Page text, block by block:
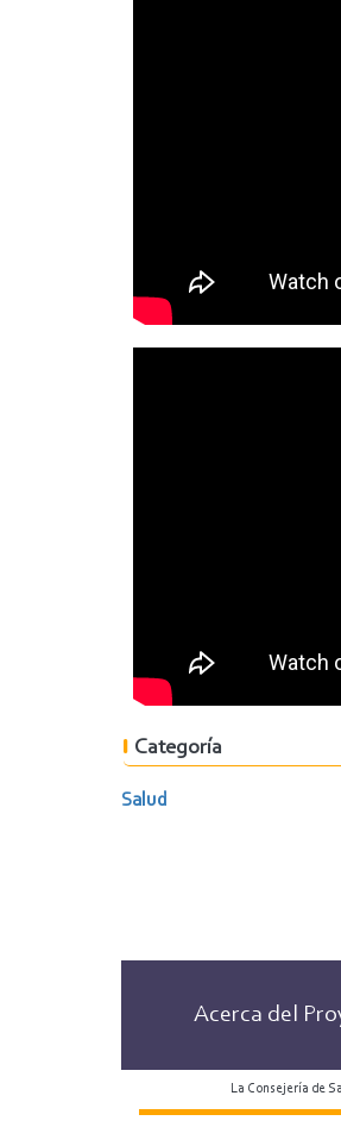
Categoría
Salud
Acerca del
La Consejería de